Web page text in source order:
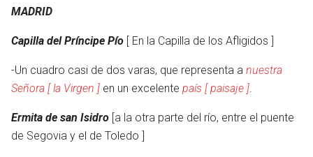
MADRID
Capilla del Príncipe Pío [ En la Capilla de los Afligidos ]
-Un cuadro casi de dos varas, que representa a nuestra
Señora [ la Virgen ] en un excelente país [ paisaje ].
Ermita de san Isidro [a la otra parte del río, entre el puente
de Segovia y el de Toledo ]